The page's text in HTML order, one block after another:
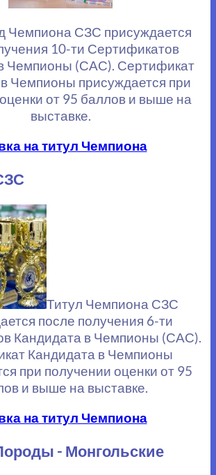
Чемпиона СЗС присуждается
10-ти Сертификатов
Чемпионы (САС). Сертификат
Чемпионы присуждается при
от 95 баллов и выше на
выставке.
на титул Чемпиона
Титул Чемпиона СЗС
после получения 6-ти
Кандидата в Чемпионы (САС).
Кандидата в Чемпионы
при получении оценки от 95
и выше на выставке.
на титул Чемпиона
- Монгольские